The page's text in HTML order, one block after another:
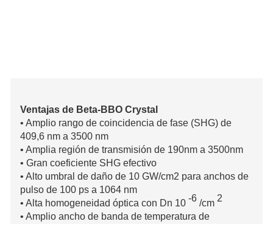
Ventajas de Beta-BBO Crystal
• Amplio rango de coincidencia de fase (SHG) de
409,6 nm a 3500 nm
• Amplia región de transmisión de 190nm a 3500nm
• Gran coeficiente SHG efectivo
• Alto umbral de daño de 10 GW/cm2 para anchos de
pulso de 100 ps a 1064 nm
• Alta homogeneidad óptica con Dn 10 -6 /cm 2
• Amplio ancho de banda de temperatura de